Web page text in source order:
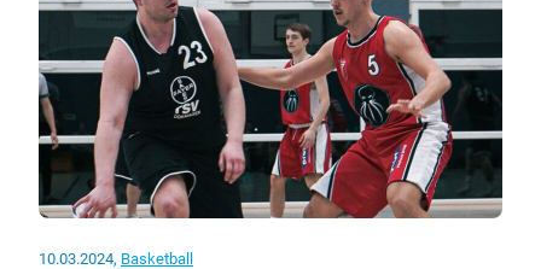
2
10.03.2024, Basketball